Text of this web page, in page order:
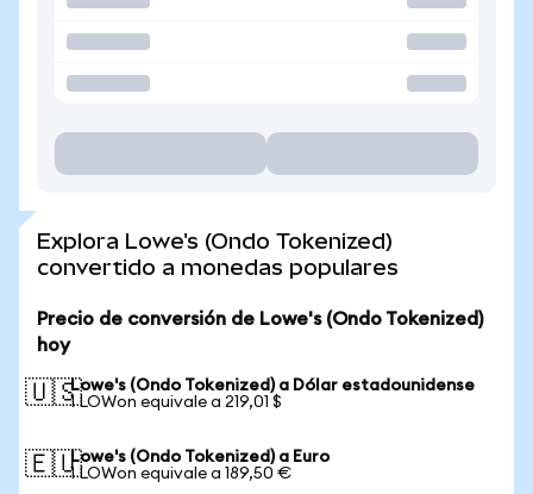
Explora Lowe's (Ondo Tokenized)
convertido a monedas populares
Precio de conversión de Lowe's (Ondo Tokenized)
hoy
🇺🇸Lowe's (Ondo Tokenized) a Dólar estadounidense
1 LOWon equivale a 219,01 $
🇪🇺Lowe's (Ondo Tokenized) a Euro
1 LOWon equivale a 189,50 €